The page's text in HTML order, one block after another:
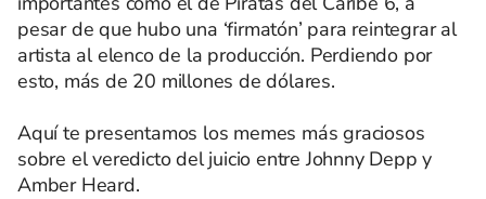
pesar de que hubo una ‘firmatón’ para reintegrar al
artista al elenco de la producción. Perdiendo por
esto, más de 20 millones de dólares.
Aquí te presentamos los memes más graciosos
sobre el veredicto del juicio entre Johnny Depp y
Amber Heard.